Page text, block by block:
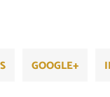
GOOGLE+